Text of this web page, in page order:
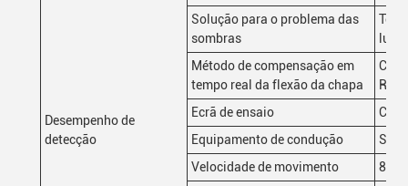
Desempenho de
detecção
Solução para o problema das
sombras
luz
Método de compensação em
tempo real da flexão da chapa
Ecrã de ensaio
Equipamento de condução
Velocidade de movimento
800